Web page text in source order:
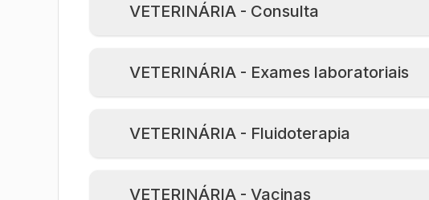
VETERINÁRIA - Consulta
VETERINÁRIA - Exames laboratoriais
VETERINÁRIA - Fluidoterapia
VETERINÁRIA - Vacinas